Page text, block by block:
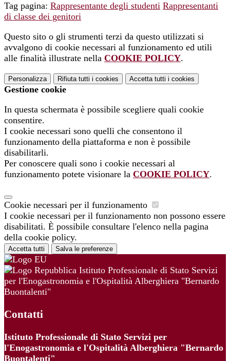
Tag pagina: Rappresentante degli studenti Rappresentanti
di classe dei genitori
Questo sito o gli strumenti terzi da questo utilizzati si
avvalgono di cookie necessari al funzionamento ed utili
alle finalità illustrate nella COOKIE POLICY.
Personalizza Rifiuta tutti i cookies Accetta tutti i cookies
Gestione cookie
In questa schermata è possibile scegliere quali cookie
consentire.
I cookie necessari sono quelli che consentono il
funzionamento della piattaforma e non è possibile
disabilitarli.
Per conoscere quali sono i cookie necessari al
funzionamento potete visionare la COOKIE POLICY.
Cookie necessari per il funzionamento
I cookie necessari per il funzionamento non possono essere
disabilitati. È possibile consultare l'elenco nella pagina
della cookie policy.
Accetta tutti Salva le preferenze
Istituto Professionale di Stato Servizi
per l'Enogastronomia e l'Ospitalità Alberghiera "Bernardo
Buontalenti"
Contatti
Istituto Professionale di Stato Servizi per
l'Enogastronomia e l'Ospitalità Alberghiera "Bernardo
Buontalenti"